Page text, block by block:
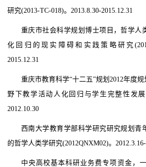
研究(2013-TC-018)。 2013.8.30-2015.12.31
重庆市社会科学规划博士项目，哲学人
化回归的现实障碍和实践策略研究
2015.12.31
重庆市教育科学“十二五”规划 2012年度规
野下教学活动人化回归与学生完整性发
2012.10.30
西南大学教育学部科学研究研究规划青
的哲学人类学研究(2012QNXM02)。
中央高校基本科研业务费专项资金，